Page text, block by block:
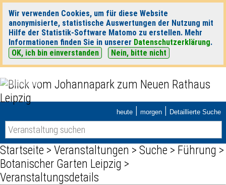
Wir verwenden Cookies, um für diese Website
anonymisierte, statistische Auswertungen der Nutzung mit
Hilfe der Statistik-Software Matomo zu erstellen. Mehr
Informationen finden Sie in unserer Datenschutzerklärung.
OK, ich bin einverstanden
Nein, bitte nicht
heute | morgen | Detaillierte Suche
Startseite > Veranstaltungen > Suche > Führung >
Botanischer Garten Leipzig >
Veranstaltungsdetails